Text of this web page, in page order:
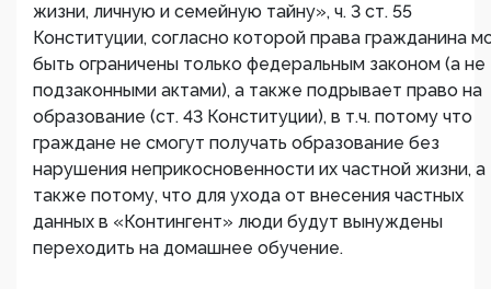
жизни, личную и семейную тайну», ч. 3 ст. 55
Конституции, согласно которой права гражданина
быть ограничены только федеральным законом (а не
подзаконными актами), а также подрывает право на
образование (ст. 43 Конституции), в т.ч. потому что
граждане не смогут получать образование без
нарушения неприкосновенности их частной жизни, а
также потому, что для ухода от внесения частных
данных в «Контингент» люди будут вынуждены
переходить на домашнее обучение.